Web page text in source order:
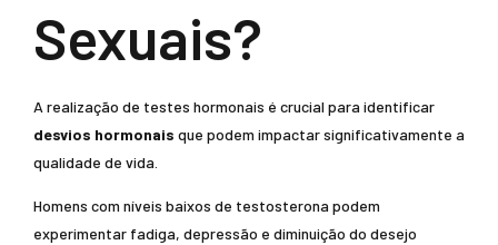
Sexuais?
A realização de testes hormonais é crucial para identificar
desvios hormonais que podem impactar significativamente a
qualidade de vida.
Homens com níveis baixos de testosterona podem
experimentar fadiga, depressão e diminuição do desejo